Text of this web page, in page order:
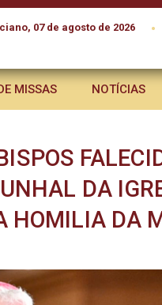
07 de agosto de 2026 •
MISSAS NOTÍCIAS
DA
HOMILIA DA